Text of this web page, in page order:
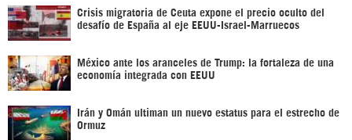
Crisis migratoria de Ceuta expone el precio oculto del
desafío de España al eje EEUU-Israel-Marruecos
México ante los aranceles de Trump: la fortaleza de una
economía integrada con EEUU
Irán y Omán ultiman un nuevo estatus para el estrecho de
Ormuz